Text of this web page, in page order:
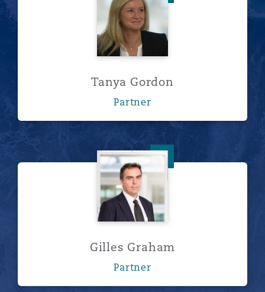
Tanya Gordon
Partner
Gilles Graham
Gilles Graham
Partner